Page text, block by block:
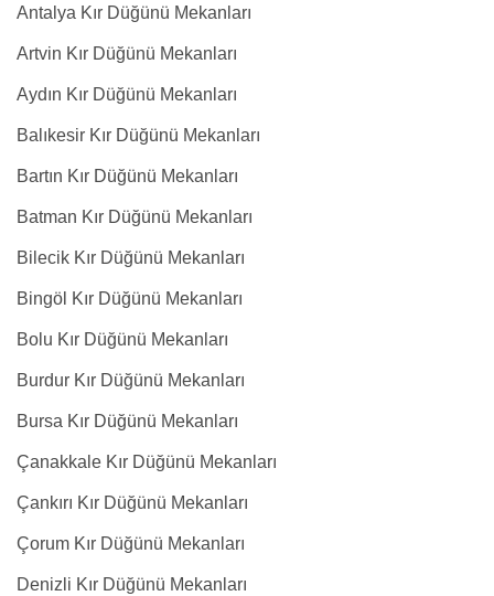
Antalya Kır Düğünü Mekanları
Artvin Kır Düğünü Mekanları
Aydın Kır Düğünü Mekanları
Balıkesir Kır Düğünü Mekanları
Bartın Kır Düğünü Mekanları
Batman Kır Düğünü Mekanları
Bilecik Kır Düğünü Mekanları
Bingöl Kır Düğünü Mekanları
Bolu Kır Düğünü Mekanları
Burdur Kır Düğünü Mekanları
Bursa Kır Düğünü Mekanları
Çanakkale Kır Düğünü Mekanları
Çankırı Kır Düğünü Mekanları
Çorum Kır Düğünü Mekanları
Denizli Kır Düğünü Mekanları